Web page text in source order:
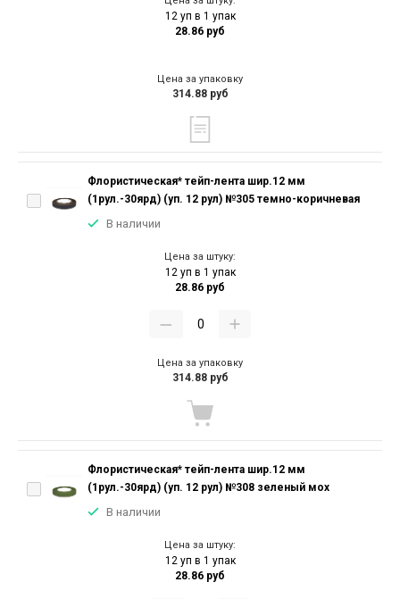
12 уп в 1 упак
28.86 руб
Цена за упаковку
314.88 руб
Флористическая* тейп-лента шир.12 мм
(1рул.-30ярд) (уп. 12 рул) №305 темно-коричневая
В наличии
Цена за штуку:
12 уп в 1 упак
28.86 руб
Цена за упаковку
314.88 руб
Флористическая* тейп-лента шир.12 мм
(1рул.-30ярд) (уп. 12 рул) №308 зеленый мох
В наличии
Цена за штуку:
12 уп в 1 упак
28.86 руб